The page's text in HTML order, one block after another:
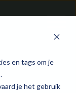
en tags om je
je het gebruik